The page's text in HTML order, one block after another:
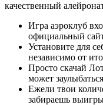
качественный
Игра аэроклуб
официальный
Установите для
независимо от
Просто скачай
может
Ежели твои
забираешь